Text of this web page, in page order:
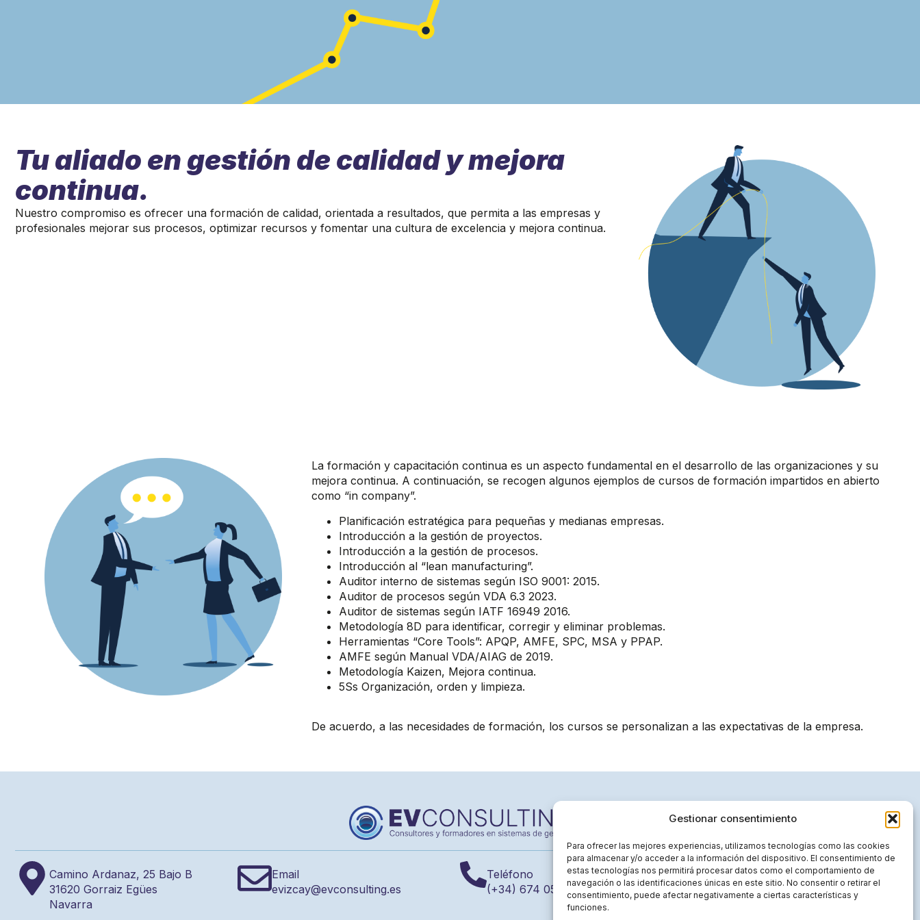
Gestionar consentimiento
Para ofrecer las mejores experiencias, utilizamos tecnologías como las cookies
para almacenar y/o acceder a la información del dispositivo. El consentimiento de
estas tecnologías nos permitirá procesar datos como el comportamiento de
navegación o las identificaciones únicas en este sitio. No consentir o retirar el
consentimiento, puede afectar negativamente a ciertas características y
funciones.
Tu aliado en gestión de calidad y mejora
continua.
Nuestro compromiso es ofrecer una formación de calidad, orientada a resultados, que permita a las empresas y
profesionales mejorar sus procesos, optimizar recursos y fomentar una cultura de excelencia y mejora continua.
La formación y capacitación continua es un aspecto fundamental en el desarrollo de las organizaciones y su
mejora continua. A continuación, se recogen algunos ejemplos de cursos de formación impartidos en abierto
como “in company”.
Planificación estratégica para pequeñas y medianas empresas.
Introducción a la gestión de proyectos.
Introducción a la gestión de procesos.
Introducción al “lean manufacturing”.
Auditor interno de sistemas según ISO 9001: 2015.
Auditor de procesos según VDA 6.3 2023.
Auditor de sistemas según IATF 16949 2016.
Metodología 8D para identificar, corregir y eliminar problemas.
Herramientas “Core Tools”: APQP, AMFE, SPC, MSA y PPAP.
AMFE según Manual VDA/AIAG de 2019.
Metodología Kaizen, Mejora continua.
5Ss Organización, orden y limpieza.
De acuerdo, a las necesidades de formación, los cursos se personalizan a las expectativas de la empresa.
Camino Ardanaz, 25 Bajo B
31620 Gorraiz Egües
Navarra
Email
evizcay@evconsulting.es
Teléfono
(+34) 674 055 222
Aviso legal
Política de privacidad